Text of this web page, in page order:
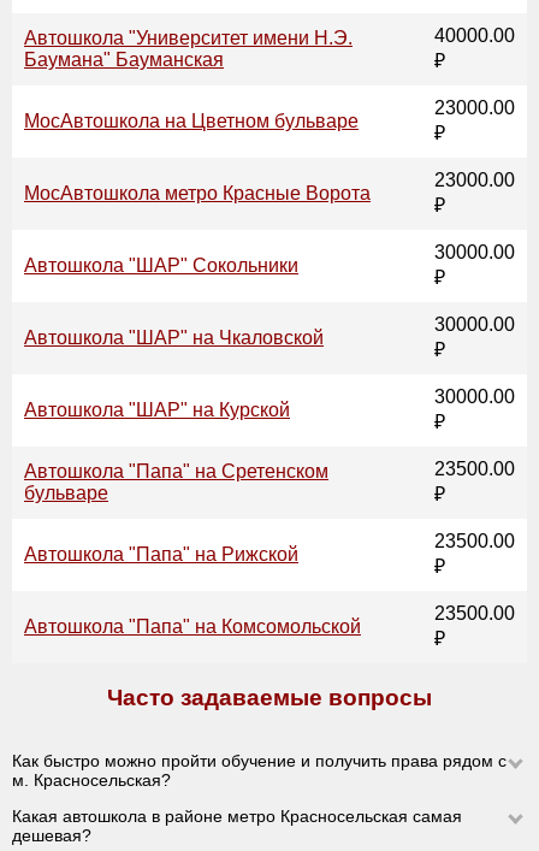
Автошкола "Университет имени Н.Э.
Баумана" Бауманская
40000.00
₽
МосАвтошкола на Цветном бульваре
23000.00
₽
МосАвтошкола метро Красные Ворота
23000.00
₽
Автошкола "ШАР" Сокольники
30000.00
₽
Автошкола "ШАР" на Чкаловской
30000.00
₽
Автошкола "ШАР" на Курской
30000.00
₽
Автошкола "Папа" на Сретенском
бульваре
23500.00
₽
Автошкола "Папа" на Рижской
23500.00
₽
Автошкола "Папа" на Комсомольской
23500.00
₽
Часто задаваемые вопросы
Как быстро можно пройти обучение и получить права рядом с
м. Красносельская?
Какая автошкола в районе метро Красносельская самая
дешевая?